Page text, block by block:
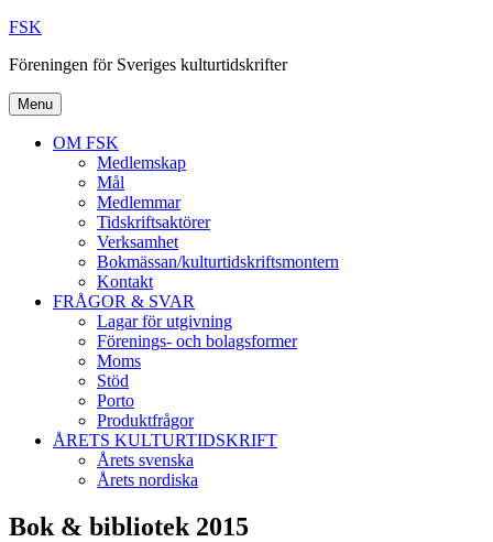
Skip
content
FSK
Föreningen för Sveriges kulturtidskrifter
Menu
OM FSK
Medlemskap
Mål
Medlemmar
Tidskriftsaktörer
Verksamhet
Bokmässan/kulturtidskriftsmontern
Kontakt
FRÅGOR & SVAR
Lagar för utgivning
Förenings- och bolagsformer
Moms
Stöd
Porto
Produktfrågor
ÅRETS KULTURTIDSKRIFT
Årets svenska
Årets nordiska
Bok & bibliotek 2015